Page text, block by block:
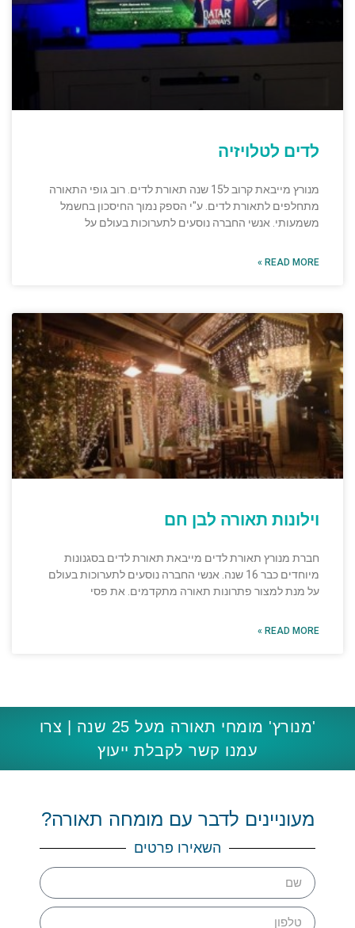
לדים לטלויזיה
מנורץ מייבאת קרוב ל15 שנה תאורת לדים. רוב גופי התאורה
מתחלפים לתאורת לדים. ע"י הספק נמוך החיסכון בחשמל
משמעותי. אנשי החברה נוסעים לתערוכות בעולם על
READ MORE »
וילונות תאורה לבן חם
חברת מנורץ תאורת לדים מייבאת תאורת לדים בסגנונות
מיוחדים כבר 16 שנה. אנשי החברה נוסעים לתערוכות בעולם
על מנת למצור פתרונות תאורה מתקדמים. את פסי
READ MORE »
'מנורץ' מומחי תאורה מעל 25 שנה | צרו
עמנו קשר לקבלת ייעוץ
מעוניינים לדבר עם מומחה תאורה?
השאירו פרטים